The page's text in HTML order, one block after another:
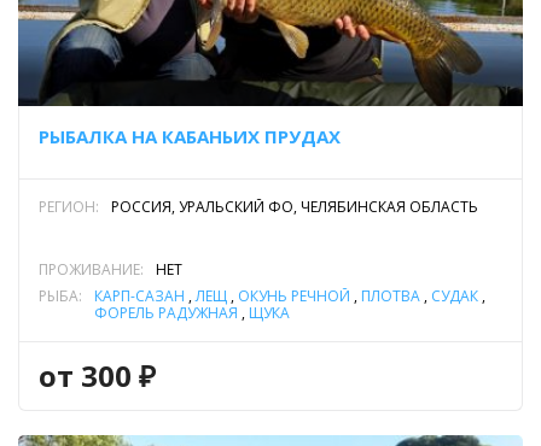
РЫБАЛКА НА КАБАНЬИХ ПРУДАХ
РЕГИОН: РОССИЯ, УРАЛЬСКИЙ ФО, ЧЕЛЯБИНСКАЯ ОБЛАСТЬ
ПРОЖИВАНИЕ:
НЕТ
РЫБА:
КАРП-САЗАН ,ЛЕЩ , ОКУНЬ РЕЧНОЙ , ПЛОТВА , СУДАК ,
ФОРЕЛЬ РАДУЖНАЯ , ЩУКА
от 300 ₽